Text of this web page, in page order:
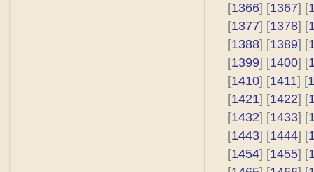
[1366] [1367] [
[1377] [1378] [
[1388] [1389] [
[1399] [1400] [
[1410] [1411] [
[1421] [1422] [
[1432] [1433] [
[1443] [1444] [
[1454] [1455] [